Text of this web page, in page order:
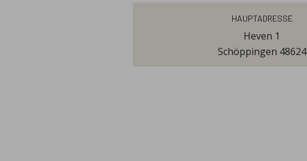
Hauptadresse
Heven 1
Schöppingen 48624